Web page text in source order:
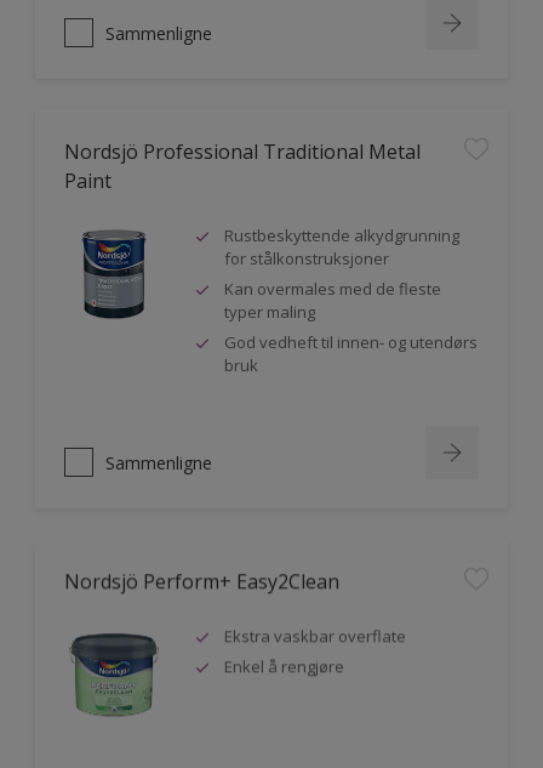
Sammenligne
Nordsjö Professional Traditional Metal
Paint
Rustbeskyttende alkydgrunning
for stålkonstruksjoner
Kan overmales med de fleste
typer maling
God vedheft til innen- og utendørs
bruk
Sammenligne
Nordsjö Perform+ Easy2Clean
Ekstra vaskbar overflate
Enkel å rengjøre